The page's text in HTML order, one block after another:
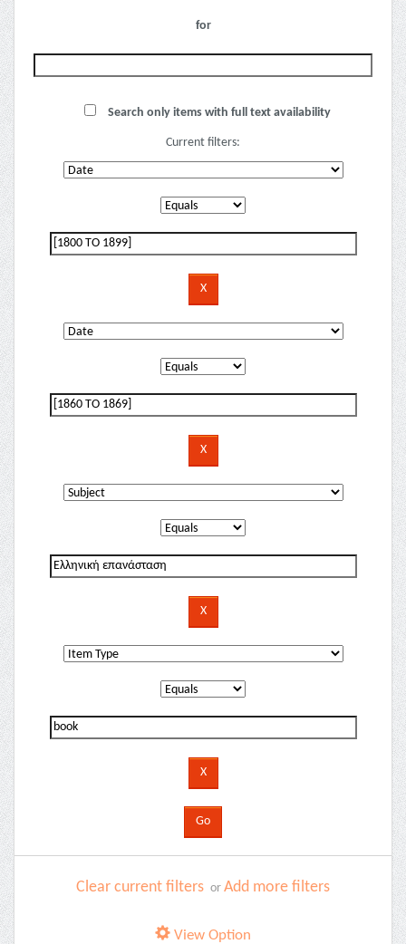
for
Search only items with full text availability
Current filters:
Clear current filters or Add more filters
View Option